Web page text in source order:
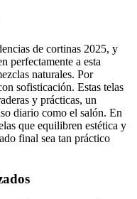
de cortinas 2025, y
perfectamente a esta
naturales. Por
sofisticación. Estas telas
y prácticas, un
diario como el salón. En
que equilibren estética y
final sea tan práctico